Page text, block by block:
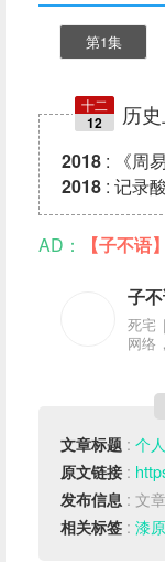
第1集
十二
12 历
2018 : 《周
2018 : 记录
AD： 【子不语】
子
死宅
网络
文章标题 : 个人
原文链接 :
发布信息 : 文
相关标签 : 漆